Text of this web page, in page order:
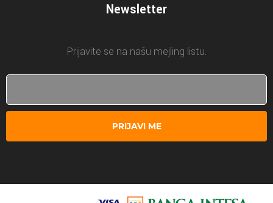
Newsletter
Prijavite se na našu mejling listu.
PRIJAVI ME